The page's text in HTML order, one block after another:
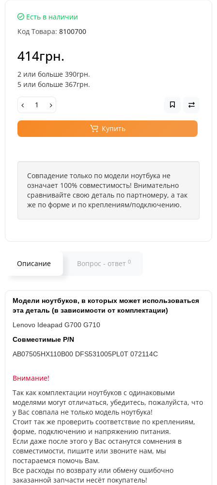
Есть в наличии
Код Товара: 8100700
414грн.
2 или больше 390грн.
5 или больше 367грн.
Купить
Совпадение только по модели ноутбука не
означает 100% совместимость! Внимательно
сравнивайте свою деталь по партномеру, а так
же по форме и по креплениям/подключению.
Описание Вопрос - ответ 0
Модели ноутбуков, в которых может использоваться
эта деталь (в зависимости от комплектации)
Lenovo Ideapad G700 G710
Совместимые P/N
AB07505HX110B00 DFS531005PL0T 072114C
Внимание!
Так как комплектации ноутбуков с одинаковыми
моделями могут отличаться, убедитесь, пожалуйста, что
у Вас совпала не только модель ноутбука!
Стоит так же проверить соответствие по креплениям,
форме, подключению и напряжению питания.
Если даже после этого у Вас останутся сомнения в
совместимости, пишите или звоните нам, мы
постараемся помочь Вам.
Все расходы по возврату или обмену ошибочно
заказанной запчасти несёт покупатель!